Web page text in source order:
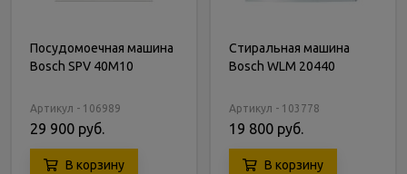
Посудомоечная машина
Bosch SPV 40M10
Артикул - 106989
29 900 руб.
В корзину
Стиральная машина
Bosch WLM 20440
Артикул - 103778
19 800 руб.
В корзину